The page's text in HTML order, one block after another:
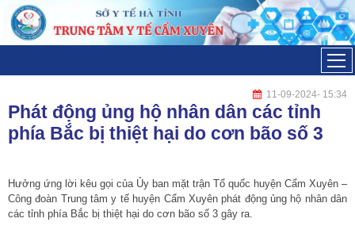
11-09-2024- 15:34
Phát động ủng hộ nhân dân các tỉnh
phía Bắc bị thiệt hại do cơn bão số 3
Hưởng ứng lời kêu gọi của Ủy ban mặt trận Tổ quốc huyện Cẩm Xuyên –
Công đoàn Trung tâm y tế huyện Cẩm Xuyên phát động ủng hộ nhân dân
các tỉnh phía Bắc bị thiệt hại do cơn bão số 3 gây ra.
Đã kết nối EMC